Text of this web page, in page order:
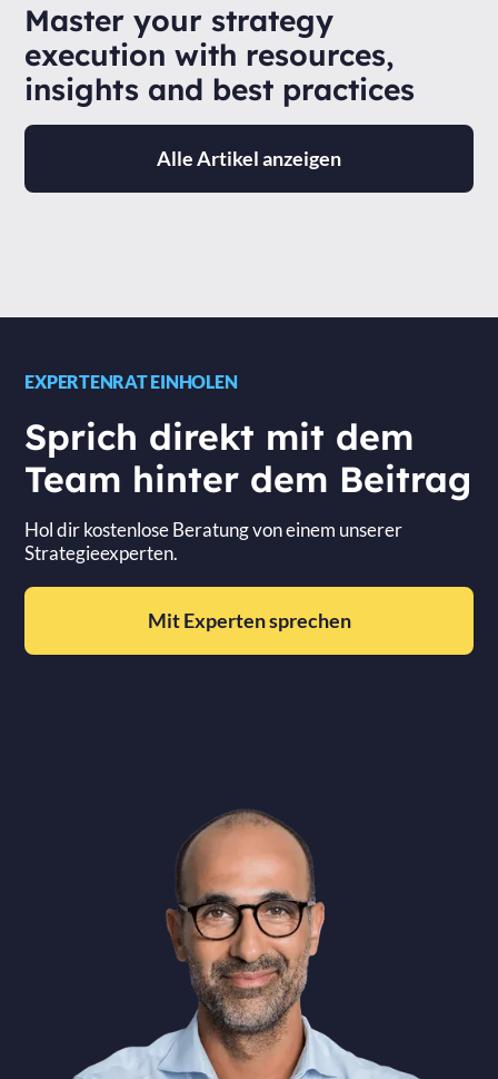
Master your strategy
execution with resources,
insights and best practices
Alle Artikel anzeigen
EXPERTENRAT EINHOLEN
Sprich direkt mit dem
Team hinter dem Beitrag
Hol dir kostenlose Beratung von einem unserer
Strategieexperten.
Mit Experten sprechen